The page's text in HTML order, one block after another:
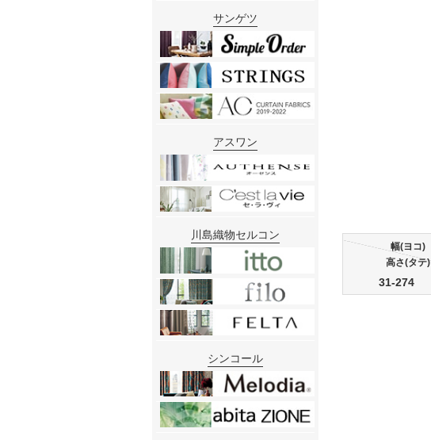
幅(ヨコ)
高さ(タテ)
31-274
サンゲツ
アスワン
川島織物セルコン
シンコール